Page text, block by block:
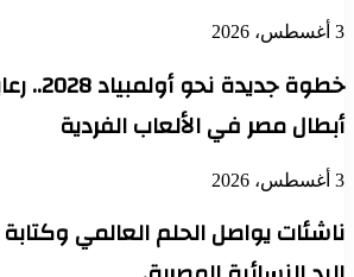
3 أغسطس، 2026
أبطال مصر في الألعاب الفردية
3 أغسطس، 2026
ناشئات يواصل الحلم العالمي وكتابة